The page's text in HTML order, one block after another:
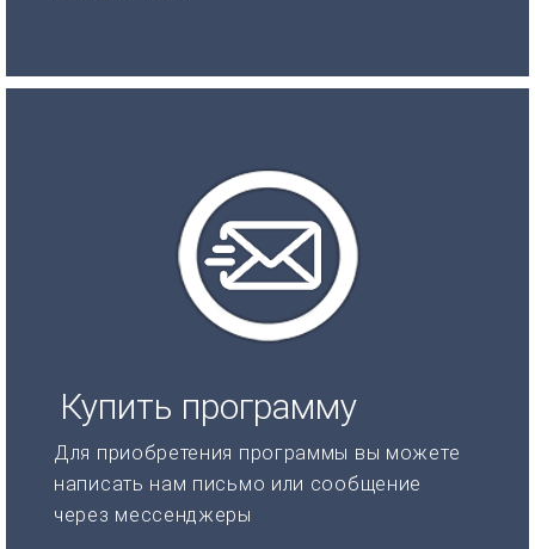
Купить программу
Для приобретения программы вы можете
написать нам письмо или сообщение
через мессенджеры